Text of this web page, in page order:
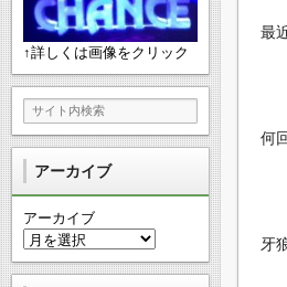
最
何
牙
↑詳しくは画像をクリック
アーカイブ
アーカイブ